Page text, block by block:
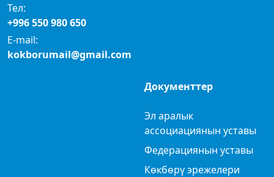
Тел:
+996 550 980 650
E-mail:
kokborumail@gmail.com
Документтер
Эл аралык
ассоциациянын уставы
Федерациянын уставы
Көкбөрү эрежелери